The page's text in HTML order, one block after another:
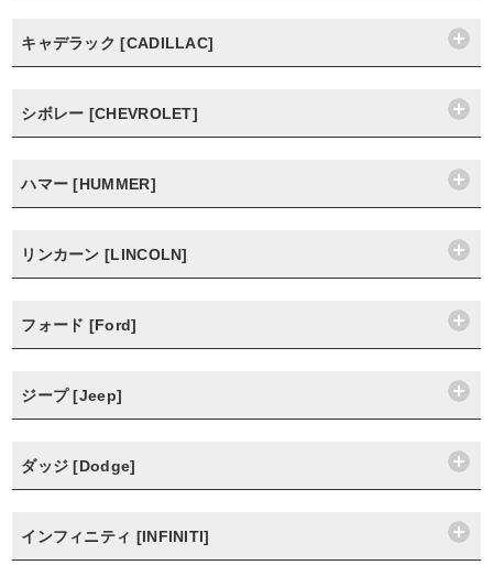
キャデラック [CADILLAC]
シボレー [CHEVROLET]
ハマー [HUMMER]
リンカーン [LINCOLN]
フォード [Ford]
ジープ [Jeep]
ダッジ [Dodge]
インフィニティ [INFINITI]